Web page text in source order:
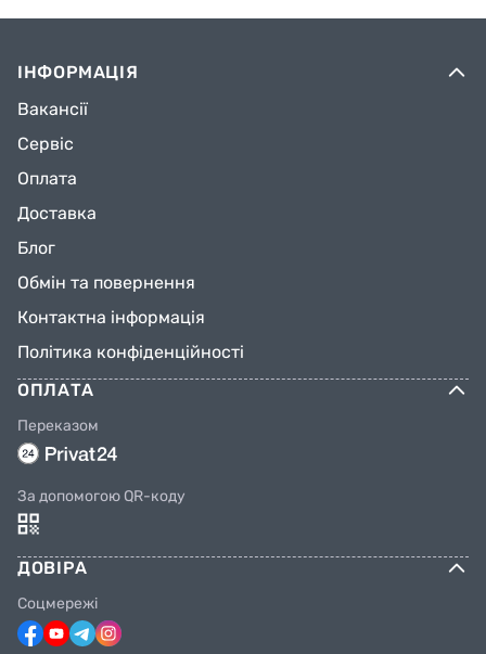
ІНФОРМАЦІЯ
Вакансії
Сервіс
Оплата
Доставка
Блог
Обмін та повернення
Контактна інформація
Політика конфіденційності
ОПЛАТА
Переказом
За допомогою QR-коду
ДОВІРА
Соцмережі